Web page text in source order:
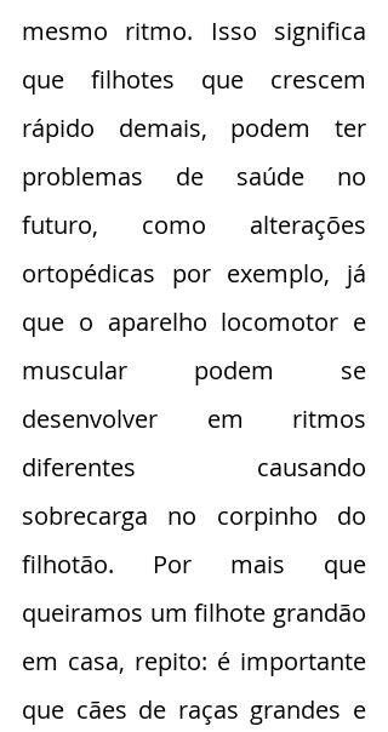
mesmo ritmo. Isso significa
que filhotes que crescem
rápido demais, podem ter
problemas de saúde no
futuro, como alterações
ortopédicas por exemplo, já
que o aparelho locomotor e
muscular podem se
desenvolver em ritmos
diferentes causando
sobrecarga no corpinho do
filhotão. Por mais que
queiramos um filhote grandão
em casa, repito: é importante
que cães de raças grandes e